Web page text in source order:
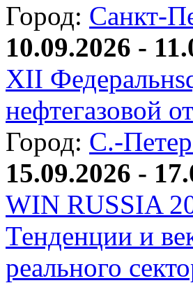
Город: Санкт-
10.09.2026 -
XII
нефтегазовой
Город: С.-
15.09.2026 -
WIN RUSSIA
Тенденции и
реального